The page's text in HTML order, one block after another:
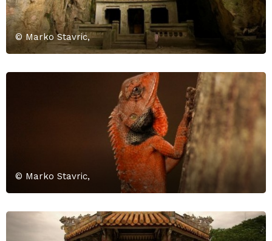
© Marko Stavric,
© Marko Stavric,